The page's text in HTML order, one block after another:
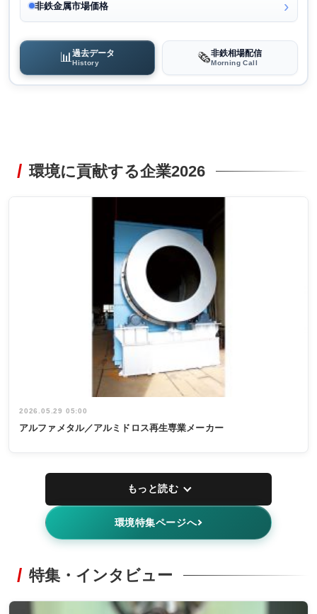
非鉄金属市場価格
📊過去データ
History 🗞️非鉄相場配信
Morning Call
環境に貢献する企業2026
2026.05.29 05:00
アルファメタル／アルミドロス再生専業メーカー
もっと読む
環境特集ページへ
特集・インタビュー